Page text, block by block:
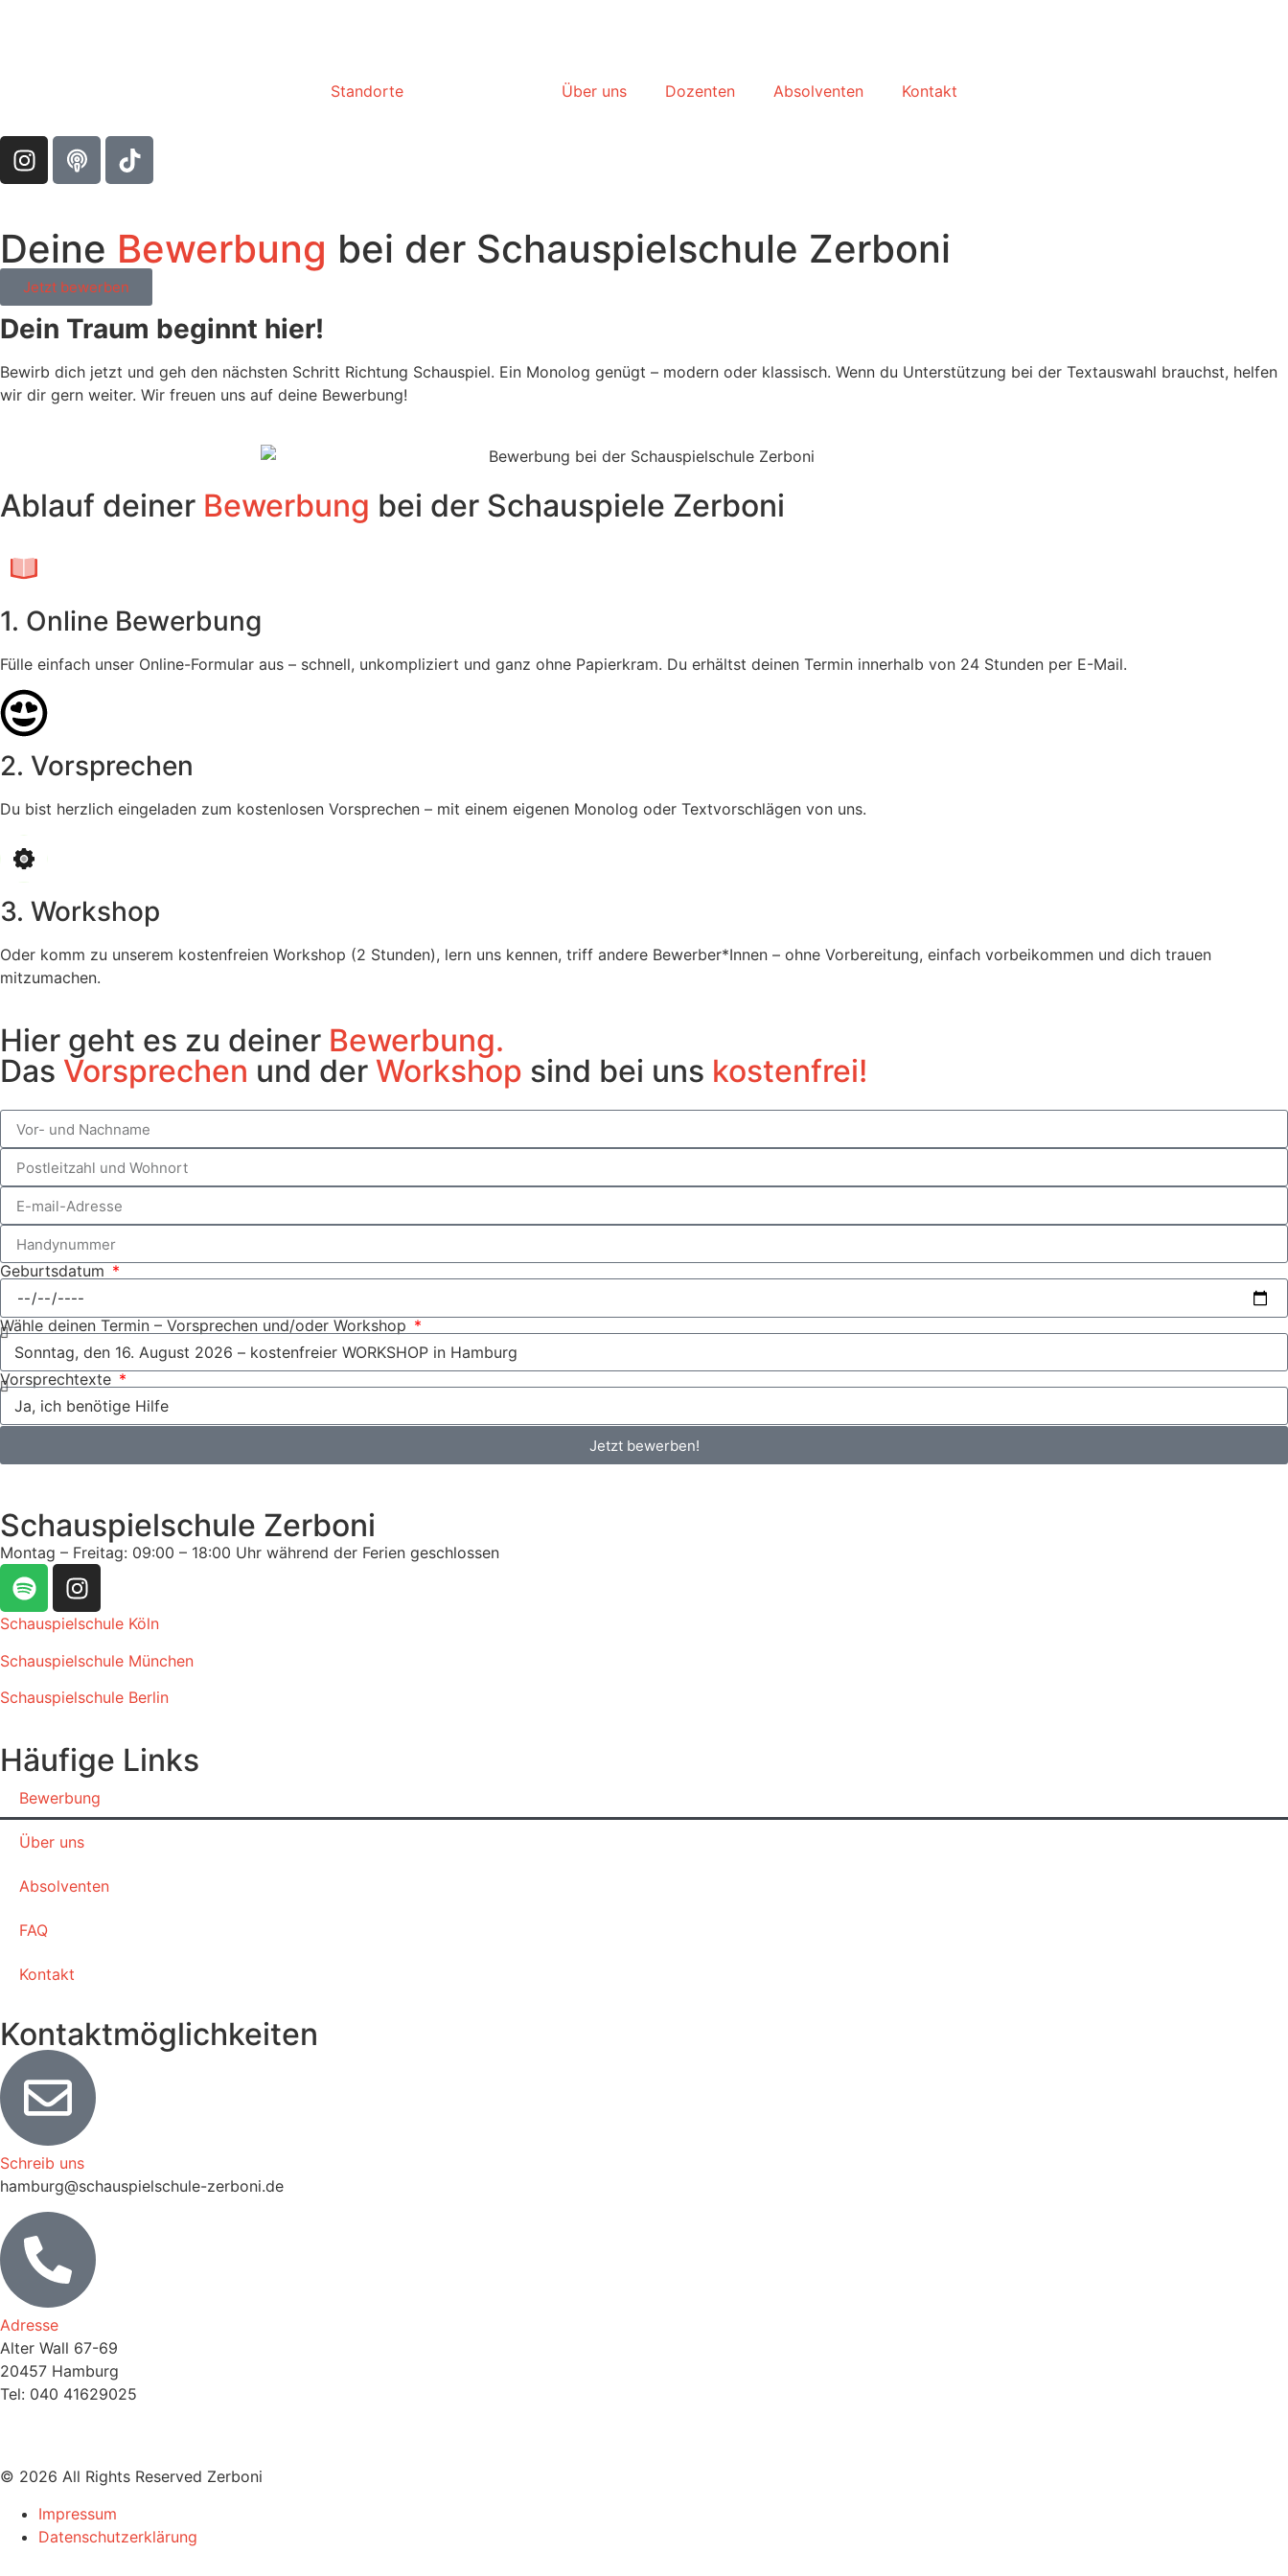
Standorte Über uns Dozenten Absolventen Kontakt
Deine Bewerbung bei der Schauspielschule Zerboni
Jetzt bewerben
Dein Traum beginnt hier!
Bewirb dich jetzt und geh den nächsten Schritt Richtung Schauspiel. Ein Monolog genügt – modern oder klassisch. Wenn du Unterstützung bei der Textauswahl brauchst, helfen
wir dir gern weiter. Wir freuen uns auf deine Bewerbung!
Ablauf deiner Bewerbung bei der Schauspiele Zerboni
1. Online Bewerbung
Fülle einfach unser Online-Formular aus – schnell, unkompliziert und ganz ohne Papierkram. Du erhältst deinen Termin innerhalb von 24 Stunden per E-Mail.
2. Vorsprechen
Du bist herzlich eingeladen zum kostenlosen Vorsprechen – mit einem eigenen Monolog oder Textvorschlägen von uns.
3. Workshop
Oder komm zu unserem kostenfreien Workshop (2 Stunden), lern uns kennen, triff andere Bewerber*Innen – ohne Vorbereitung, einfach vorbeikommen und dich trauen
mitzumachen.
Hier geht es zu deiner Bewerbung.
Das Vorsprechen und der Workshop sind bei uns kostenfrei!
Geburtsdatum
Wähle deinen Termin – Vorsprechen und/oder Workshop
Vorsprechtexte
Jetzt bewerben!
Schauspielschule Zerboni
Montag – Freitag: 09:00 – 18:00 Uhr während der Ferien geschlossen
Schauspielschule Köln
Schauspielschule München
Schauspielschule Berlin
Häufige Links
Bewerbung
Über uns
Absolventen
FAQ
Kontakt
Kontaktmöglichkeiten
Schreib uns
hamburg@schauspielschule-zerboni.de
Adresse
Alter Wall 67-69
20457 Hamburg
Tel: 040 41629025
© 2026 All Rights Reserved Zerboni
Impressum
Datenschutzerklärung